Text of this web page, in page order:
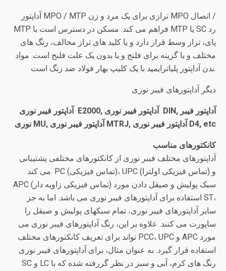
آداپتور MPO / MTP ترازی برای یک مرد و زن MPO اتصال /
MTP فراهم می کند. مسکن در دسترس است با MTP یا SC رد
پای، تراز وسط قرار دارد و یا کلید های تراز مخالف، رنگ های
مختلف و با گزینه برای فلنج و یا بدون یک علت فلنج است. مواد
بدن آداپتور پلیاترایمید با یک کلیپ بهار فولاد ضد زنگ است.
دیگر آداپتورهای فیبر نوری
آداپتور فیبر نوری E2000, آداپتور فیبر نوری DIN, آداپتور فیبر
نوری MU, آداپتور فیبر نوری MTRJ, آداپتور فیبر نوری D4, etc
کانکتورهای مناسب
آداپتورهای مختلف فیبر نوری از کانکتورهای مختلفی پشتیبانی
می کند. PC (تماس فیزیکی)، UPC (تماس فیزیکی اولترا) و
APC (تماس فیزیکی زاویه دار) سبک پولیش و صیقل دادن مورد
استفاده برای آداپتورهای فیبر نوری می باشد. اما به جز ST،
سایر آداپتورهای فیبر نوری، تمام سبکهای پولیش و صیقل را
ساپورت می کنند. علاوه بر این، رنگ آداپتورهای فیبر نوری می
تواند برای تعریف کانکتورهای مختلف PCC، UPC و APC مورد
استفاده قرار گیرد. به عنوان مثال، برای آداپتورهای فیبر نوری
SC و LC رنگ های کرم، آبی و سبز در نظر گررفته شده که با